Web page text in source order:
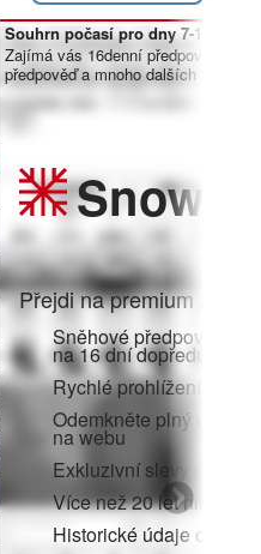
Souhrn počasí pro dny 7-16:
Zajímá vás 16denní předpověď?
předpověď a mnoho dalších funkcí
Snow
Přejdi na premium a
Sněhové předpovědi
na 16 dní dopředu
Rychlé prohlížení bez
Odemkněte plný
na webu
Exkluzivní slevy pro
Více než 20 let historie
Historické údaje o